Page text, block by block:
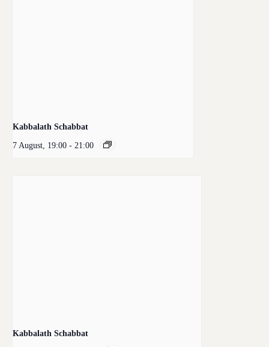
Kabbalath Schabbat
7 August, 19:00 - 21:00
Kabbalath Schabbat